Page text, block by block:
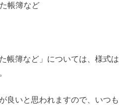
帳簿など
帳簿など」については、様式は
良いと思われますので、いつも